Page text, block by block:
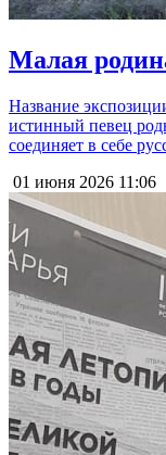
Малая
Название
истинный певец
соединяет в себе
01 июня 2026 11:06